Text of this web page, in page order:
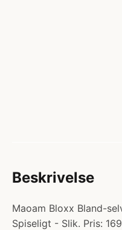
Beskrivelse
Maoam Bloxx Bland-
Spiseligt - Slik. Pris: